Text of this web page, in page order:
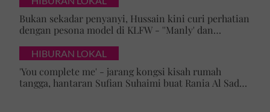
Bukan sekadar penyanyi, Hussain kini curi perhatian
dengan pesona model di KLFW - ''Manly' dan
HIBURAN LOKAL
'You complete me' - jarang kongsi kisah rumah
tangga, hantaran Sufian Suhaimi buat Rania Al Sadat